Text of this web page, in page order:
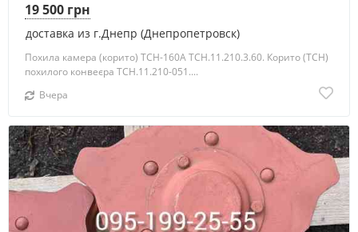
доставка из г.Днепр (Днепропетровск)
19 500 грн
Похила камера (корито) ТСН-160А ТСН.11.210.3.60. Корито (ТСН)
похилого конвеєра ТСН.11.210-051....
Вчера